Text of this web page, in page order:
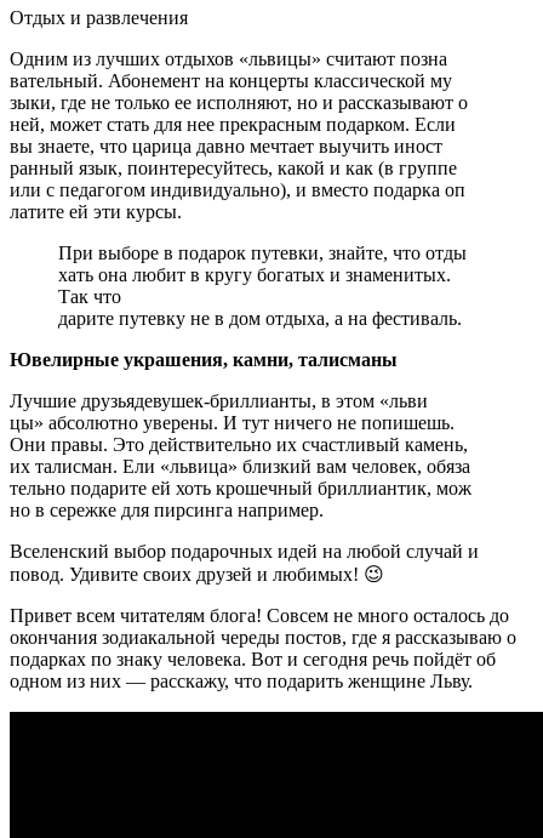
Отдых и развлечения
Одним из лучших отдыхов «львицы» считают позна­
вательный. Абонемент на концерты классической му­
зыки, где не только ее исполняют, но и рассказывают о
ней, может стать для нее прекрасным подарком. Если
вы знаете, что царица давно мечтает выучить иност­
ранный язык, поинтересуйтесь, какой и как (в группе
или с педагогом индивидуально), и вместо подарка оп­
латите ей эти курсы.
При выборе в подарок путевки, знайте, что отды­
хать она любит в кругу богатых и знаменитых.
Так что
дарите путевку не в дом отдыха, а на фестиваль.
Ювелирные украшения, камни, талисманы
Лучшие друзьядевушек-бриллианты, в этом «льви­
цы» абсолютно уверены. И тут ничего не попишешь.
Они правы. Это действительно их счастливый камень,
их талисман. Ели «львица» близкий вам человек, обяза­
тельно подарите ей хоть крошечный бриллиантик, мож­
но в сережке для пирсинга например.
Вселенский выбор подарочных идей на любой случай и
повод. Удивите своих друзей и любимых! 😉
Привет всем читателям блога! Совсем не много осталось до
окончания зодиакальной череды постов, где я рассказываю о
подарках по знаку человека. Вот и сегодня речь пойдёт об
одном из них — расскажу, что подарить женщине Льву.